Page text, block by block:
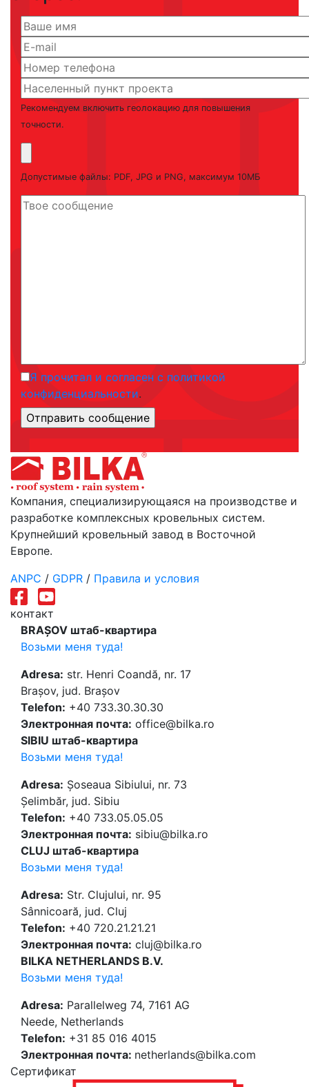
Рекомендуем включить геолокацию для повышения
точности.
Допустимые файлы: PDF, JPG и PNG, максимум 10МБ
Я прочитал и согласен с политикой
конфиденциальности.
Компания, специализирующаяся на производстве и
разработке комплексных кровельных систем.
Крупнейший кровельный завод в Восточной
Европе.
ANPC / GDPR / Правила и условия
контакт
BRAȘOV штаб-квартира
Возьми меня туда!
Adresa: str. Henri Coandă, nr. 17
Brașov, jud. Brașov
Telefon: +40 733.30.30.30
Электронная почта: office@bilka.ro
SIBIU штаб-квартира
Возьми меня туда!
Adresa: Șoseaua Sibiului, nr. 73
Șelimbăr, jud. Sibiu
Telefon: +40 733.05.05.05
Электронная почта: sibiu@bilka.ro
CLUJ штаб-квартира
Возьми меня туда!
Adresa: Str. Clujului, nr. 95
Sânnicoară, jud. Cluj
Telefon: +40 720.21.21.21
Электронная почта: cluj@bilka.ro
BILKA NETHERLANDS B.V.
Возьми меня туда!
Adresa: Parallelweg 74, 7161 AG
Neede, Netherlands
Telefon: +31 85 016 4015
Электронная почта: netherlands@bilka.com
Cертификат